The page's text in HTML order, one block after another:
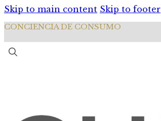
Skip to main content Skip to footer
CONCIENCIA DE CONSUMO